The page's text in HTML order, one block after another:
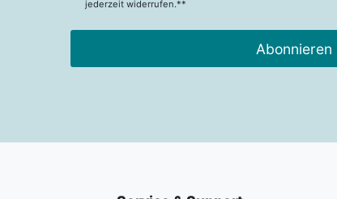
jederzeit widerrufen.**
Abonnieren